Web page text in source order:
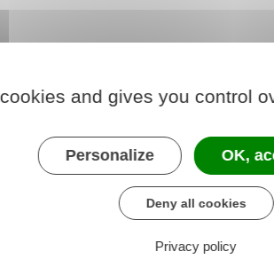
and gives you control
Personalize OK,
Deny all cookies
Privacy policy